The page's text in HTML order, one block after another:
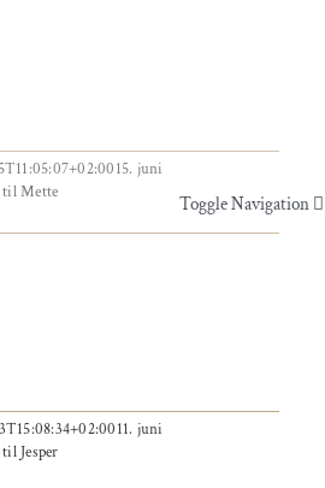
Toggle Navigation
Uddannelser & kurser
15. juni
Mette
11. juni
Jesper